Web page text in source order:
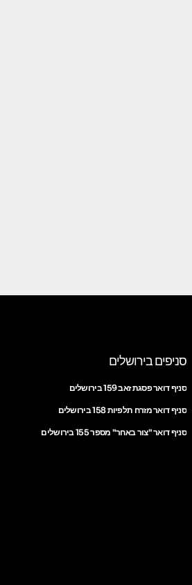
סניפים בירושלים
סניף דואר פסגת זאב 159 בירושלים
סניף דואר מזרח תלפיות 158 בירושלים
סניף דואר "צור באחר" מספר 155 בירושלים